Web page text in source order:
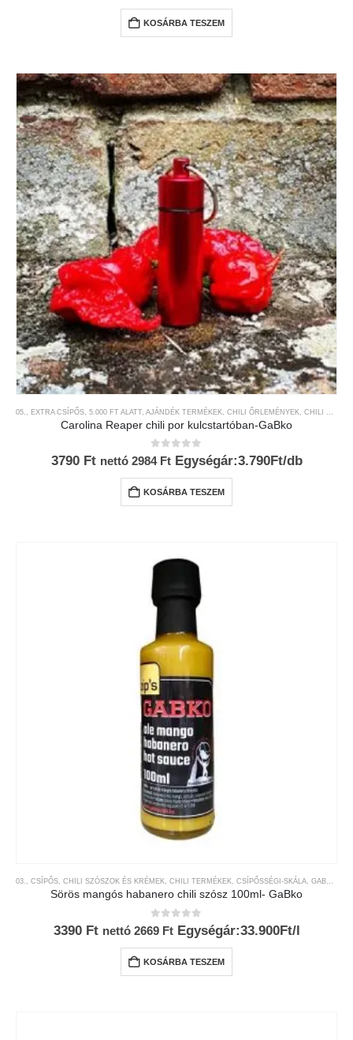
KOSÁRBA TESZEM
05., EXTRA CSÍPŐS 5.000 FT ALATT AJÁNDÉK TERMÉKEK CHILI ŐRLEMÉNYEK CHILI TERMÉKEK
Carolina Reaper chili por kulcstartóban-GaBko
0 az 5-ből
3790 Ft nettó 2984 Ft Egységár:3.790Ft/db
KOSÁRBA TESZEM
03., CSÍPŐS, CHILI SZÓSZOK ÉS KRÉMEK, CHILI TERMÉKEK, CSÍPŐSSÉGI-SKÁLA, GABKO
Sörös mangós habanero chili szósz 100ml- GaBko
0az 5-ből
3390 Ft nettó 2669 Ft Egységár:33.900Ft/l
KOSÁRBA TESZEM